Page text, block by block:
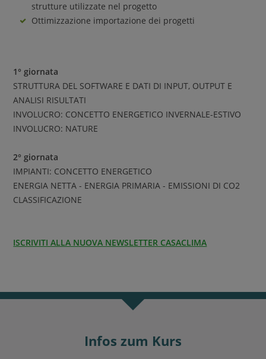
strutture utilizzate nel progetto
Ottimizzazione importazione dei progetti
1° giornata
STRUTTURA DEL SOFTWARE E DATI DI INPUT, OUTPUT E
ANALISI RISULTATI
INVOLUCRO: CONCETTO ENERGETICO INVERNALE-ESTIVO
INVOLUCRO: NATURE
2° giornata
IMPIANTI: CONCETTO ENERGETICO
ENERGIA NETTA - ENERGIA PRIMARIA - EMISSIONI DI CO2
CLASSIFICAZIONE
ISCRIVITI ALLA NUOVA NEWSLETTER CASACLIMA
Infos zum Kurs